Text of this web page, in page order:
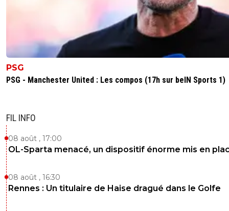
PSG
PSG - Manchester United : Les compos (17h sur beIN Sports 1)
FIL INFO
08 août , 17:00
OL-Sparta menacé, un dispositif énorme mis en
08 août , 16:30
Rennes : Un titulaire de Haise dragué dans le Golfe